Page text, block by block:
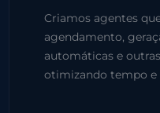
Criamos agentes
agendamento,
automáticas e
otimizando tempo e